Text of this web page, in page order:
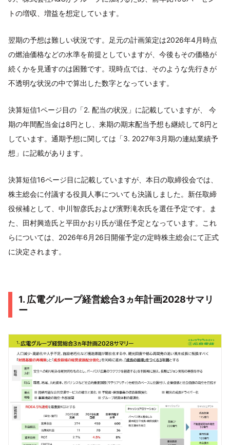
トの増収、増益を想定しています。
翌期の予想は難しい状況です。足元の計画策定は2026年4月時点
の燃油価格などの水準を前提としていますが、今後もその価格が
続くかを見通すのは困難です。現時点では、そのような先行きが
不透明な状況の中で算出した数字となっています。
決算短信1ページ目の「2. 配当の状況」に記載していますが、 今
期の年間配当金は8円とし、来期の期末配当予想も継続して8円と
しています。通期予想に関しては「3. 2027年3月期の連結業績予
想」に記載があります。
決算短信16ページ目に記載していますが、本日の取締役会では、
株主総会に付議する役員人事についても決議しました。新任取締
役候補として、中川智彦氏および濱野滝衣氏を選任予定です。ま
た、田村興造氏と平田かおり氏が退任予定となっています。これ
らについては、2026年6月26日開催予定の定時株主総会にて正式
に決定されます。
1. 広電グループ経営総合3ヵ年計画2028サマリ
ー